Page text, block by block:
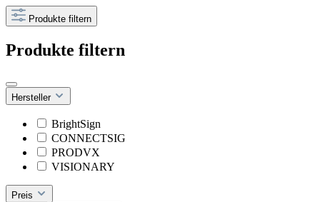
Produkte filtern
Produkte filtern
Hersteller
BrightSign
CONNECTSIG
PRODVX
VISIONARY
Preis